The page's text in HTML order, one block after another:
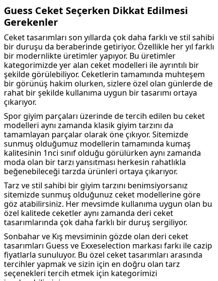
Guess Ceket Seçerken Dikkat Edilmesi
Gerekenler
Ceket tasarımları son yıllarda çok daha farklı ve stil sahibi
bir duruşu da beraberinde getiriyor. Özellikle her yıl farklı
bir modernlikte üretimler yapıyor. Bu üretimler
kategorimizde yer alan ceket modelleri ile ayrıntılı bir
şekilde görülebiliyor. Ceketlerin tamamında muhteşem
bir görünüş hakim olurken, sizlere özel olan günlerde de
rahat bir şekilde kullanıma uygun bir tasarımı ortaya
çıkarıyor.
Spor giyim parçaları üzerinde de tercih edilen bu ceket
modelleri aynı zamanda klasik giyim tarzını da
tamamlayan parçalar olarak öne çıkıyor. Sitemizde
sunmuş olduğumuz modellerin tamamında kumaş
kalitesinin 1nci sınıf olduğu görülürken aynı zamanda
moda olan bir tarzı yansıtması herkesin rahatlıkla
beğenebileceği tarzda ürünleri ortaya çıkarıyor.
Tarz ve stil sahibi bir giyim tarzını benimsiyorsanız
sitemizde sunmuş olduğunuz ceket modellerine göre
göz atabilirsiniz. Her mevsimde kullanıma uygun olan bu
özel kalitede ceketler aynı zamanda deri ceket
tasarımlarında çok daha farklı bir duruş sergiliyor.
Sonbahar ve Kış mevsiminin gözde olan deri ceket
tasarımları Guess ve Exxeselection markası farkı ile cazip
fiyatlarla sunuluyor. Bu özel ceket tasarımları arasında
tercihler yapmak ve sizin için en doğru olan tarz
seçenekleri tercih etmek için kategorimizi